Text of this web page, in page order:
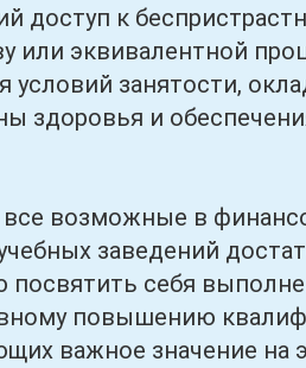
доступ к
или эквивалентной
занятости,
здоровья и
возможные в
заведений
посвятить себя
повышению
важное значение на